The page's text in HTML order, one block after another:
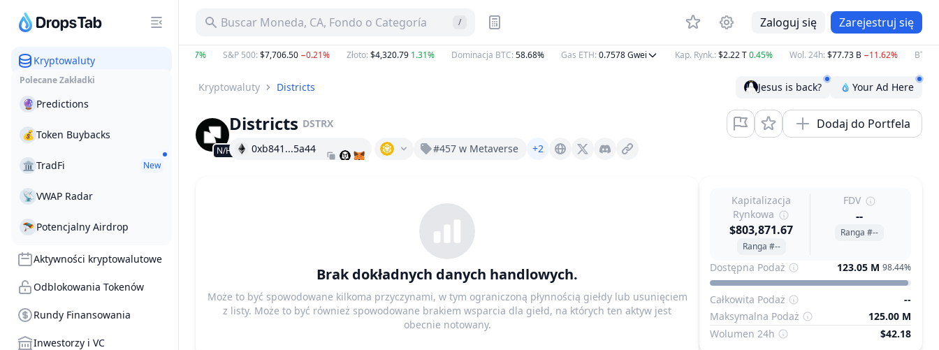
Kryptowaluty
Polecane Zakładki
🔮 Predictions
💰 Token Buybacks
🏛 TradFi New
📡 VWAP Radar
🪂 Potencjalny Airdrop
Aktywności kryptowalutowe
Odblokowania Tokenów
Rundy Finansowania
Inwestorzy i VC
Buscar Moneda, CA, Fondo o Categoría / Zaloguj się Zarejestruj się
BTC:$65,054.60 0.64% 0.67% S&P 500:$7,706.50−0.21% Złoto:$4,320.791.31% Dominacja BTC:58.68% Gas ETH:0.7578Gwei Kap. Rynk.:$2.22 T 0.45% Wol. 24h:$77.73 B −11.62% BTC:
Kryptowaluty Districts Jesus is back? Your Ad Here
N/H
Districts DSTRX Dodaj do Portfela
0xb841...5a44 #457 w Metaverse +2 X (Twitter)
Brak dokładnych danych handlowych.
Może to być spowodowane kilkoma przyczynami, w tym ograniczoną płynnością giełdy lub usunięciem
z listy. Może to być również spowodowane brakiem wsparcia dla giełd, na których ten aktyw jest
obecnie notowany.
Kapitalizacja
Rynkowa
$803,871.67
Ranga #--
FDV
--
Ranga #--
Dostępna Podaż 123.05 M 98.44%
Całkowita Podaż
--
Maksymalna Podaż
125.00 M
Wolumen 24h
$42.18